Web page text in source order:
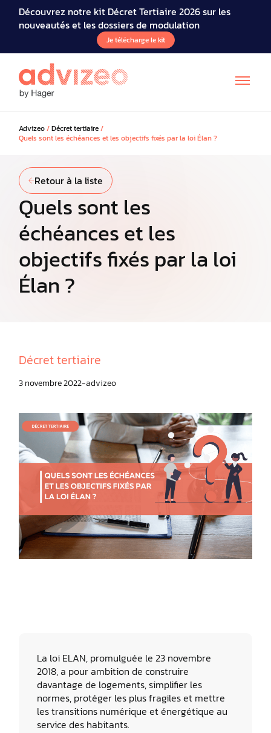
Découvrez notre kit Décret Tertiaire 2026 sur les
nouveautés et les dossiers de modulation
Je télécharge le kit
Advizeo/Décret tertiaire/
Quels sont les échéances et les objectifs fixés par la loi Élan ?
Retour à la liste
Quels sont les
échéances et les
objectifs fixés par la loi
Élan ?
Décret tertiaire
3 novembre 2022 advizeo
La loi ELAN, promulguée le 23 novembre
2018, a pour ambition de construire
davantage de logements, simplifier les
normes, protéger les plus fragiles et mettre
les transitions numérique et énergétique au
service des habitants.